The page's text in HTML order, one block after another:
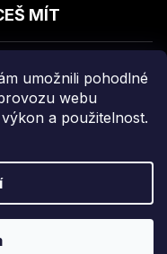
umožnili pohodlné
webu
a použitelnost.
MÍT